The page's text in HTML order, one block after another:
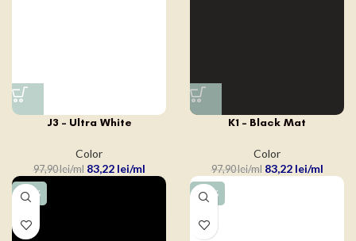
J3 – Ultra White
Color
97,90lei 83,22 lei
K1 – Black Mat
Color
97,90lei 83,22 lei
-15% -15%